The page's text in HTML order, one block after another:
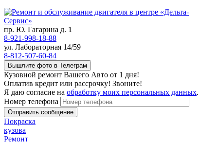
пр. Ю. Гагарина д. 1
8-921-998-18-88
ул. Лабораторная 14/59
8-812-507-60-84
Вышлите фото в Телеграм
Кузовной ремонт Вашего Авто от 1 дня!
Оплатив кредит или рассрочку! Звоните!
Я даю согласие на обработку моих персональных данных.
Номер телефона
Покраска
кузова
Ремонт